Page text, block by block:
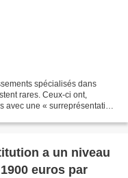
spécialisés dans
rares. Ceux-ci ont,
avec une « surreprésentation
a un niveau
euros par